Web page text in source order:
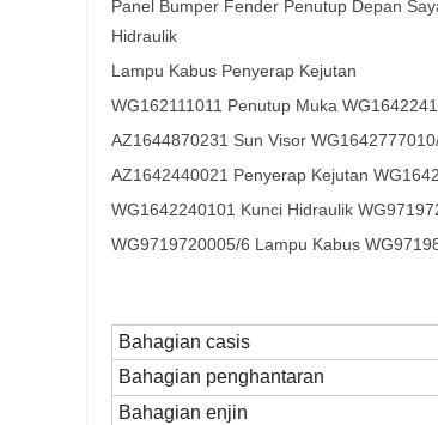
Panel Bumper Fender Penutup Depan
Hidraulik
Lampu Kabus Penyerap Kejutan
WG162111011 Penutup Muka
AZ1644870231 Sun Visor
AZ1642440021 Penyerap Kejutan
WG1642240101 Kunci Hidraulik
WG9719720005/6 Lampu Kabus
Bahagian casis
Bahagian penghantaran
Bahagian enjin